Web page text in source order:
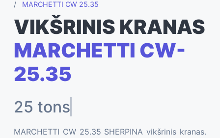
MARCHETTI CW 25.35
VIKŠRINIS KRANAS
MARCHETTI CW-
25.35
35
MARCHETTI CW 25.35 SHERPINA vikšrinis kranas.